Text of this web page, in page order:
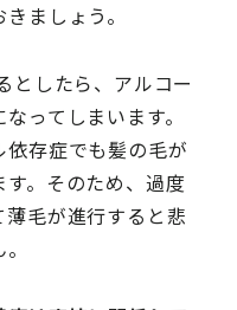
ましょう。
としたら、アルコー
ってしまいます。
依存症でも髪の毛が
。そのため、過度
毛が進行すると悲